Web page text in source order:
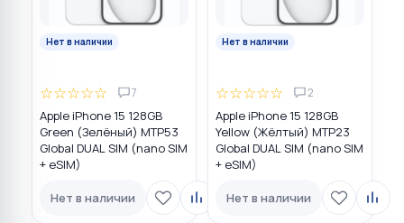
Нет в наличии
☆☆☆☆☆ 7
Apple iPhone 15 128GB
Green (Зелёный) MTP53
Global DUAL SIM (nano SIM
+ eSIM)
Нет в наличии
Нет в наличии
☆☆☆☆☆ 2
Apple iPhone 15 128GB
Yellow (Жёлтый) MTP23
Global DUAL SIM (nano SIM
+ eSIM)
Нет в наличии